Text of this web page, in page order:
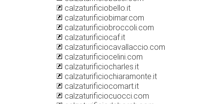
calzaturificiobello.it
calzaturificiobimar.com
calzaturificiobroccoli.com
calzaturificiocaf.it
calzaturificiocavallaccio.com
calzaturificiocelini.com
calzaturificiocharles.it
calzaturificiochiaramonte.it
calzaturificiocomart.it
calzaturificiocuocci.com